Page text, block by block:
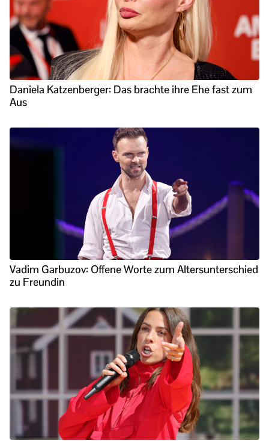
Daniela Katzenberger: Das brachte ihre Ehe fast zum
Aus
Vadim Garbuzov: Offene Worte zum Altersunterschied
zu Freundin